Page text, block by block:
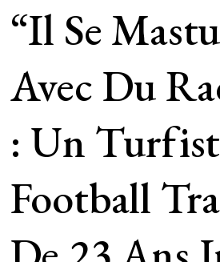
“Il Se
Avec Du
: Un
Football